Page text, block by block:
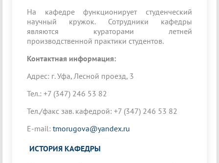
На кафедре функционирует студенческий
научный кружок. Сотрудники кафедры
являются кураторами летней
производственной практики студентов.
Контактная информация:
Адрес: г. Уфа, Лесной проезд, 3
Тел.: +7 (347) 246 53 82
Тел./факс зав. кафедрой: +7 (347) 246 53 82
E-mail: tmorugova@yandex.ru
ИСТОРИЯ КАФЕДРЫ